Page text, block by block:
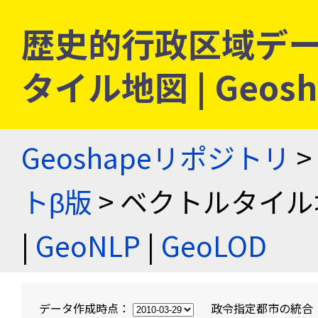
歴史的行政区域デ
タイル地図 |
Geoshapeリポジトリ >
トβ版 > ベクトルタイ
| GeoNLP | GeoLOD
データ作成時点： 政令指定都市の統